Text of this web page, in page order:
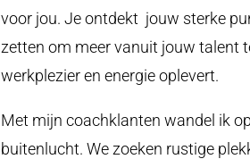
voor jou. Je ontdekt jouw sterke
zetten om meer vanuit jouw talent
werkplezier en energie oplevert.
Met mijn coachklanten wandel ik
buitenlucht. We zoeken rustige